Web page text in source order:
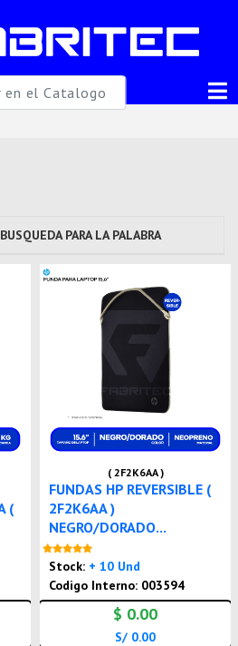
PARA LA PALABRA
(
( 2F2K6AA )
FUNDAS HP REVERSIBLE (
2F2K6AA )
NEGRO/DORADO...
Stock: + 10 Und
Codigo Interno: 003594
$ 0.00
S/ 0.00